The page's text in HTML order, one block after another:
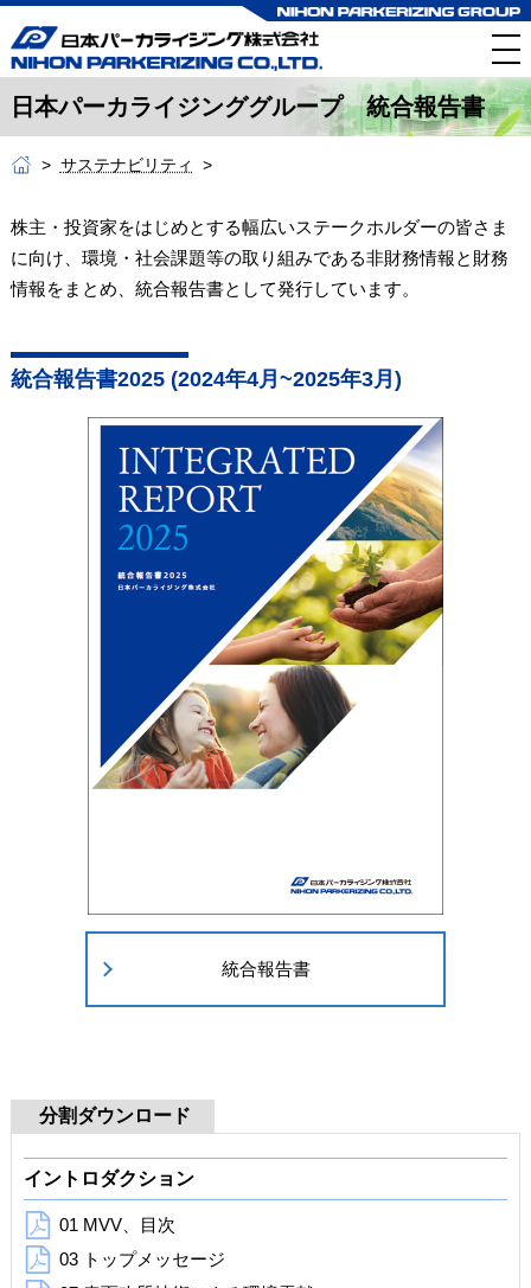
日本パーカライジンググループ 統合報告書
サステナビリティ
株主・投資家をはじめとする幅広いステークホルダーの皆さま
に向け、環境・社会課題等の取り組みである非財務情報と財務
情報をまとめ、統合報告書として発行しています。
統合報告書2025 (2024年4月~2025年3月)
統合報告書
分割ダウンロード
イントロダクション
01 MVV、目次
03 トップメッセージ